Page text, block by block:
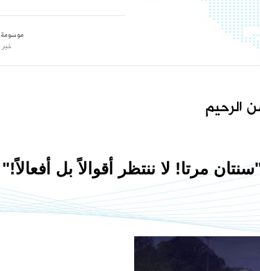
الرحيم
مرتا! لا ننتظر أقوالاً بل أفعالاً!"